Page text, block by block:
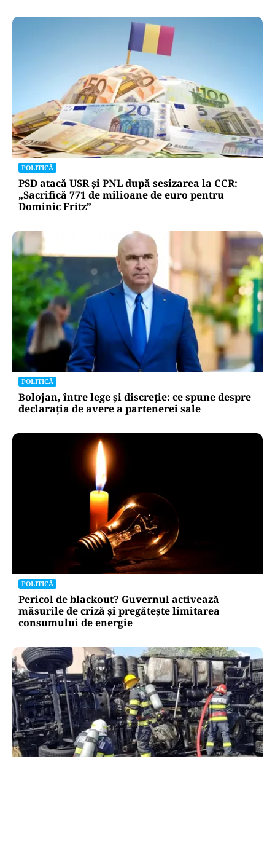
POLITICĂ
PSD atacă USR și PNL după sesizarea la CCR:
„Sacrifică 771 de milioane de euro pentru
Dominic Fritz”
POLITICĂ
Bolojan, între lege și discreție: ce spune despre
declarația de avere a partenerei sale
POLITICĂ
Pericol de blackout? Guvernul activează
măsurile de criză și pregătește limitarea
consumului de energie